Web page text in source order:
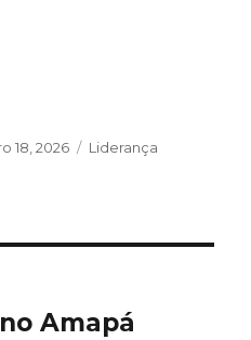
18, 2026 Categorias
Liderança
Amapá